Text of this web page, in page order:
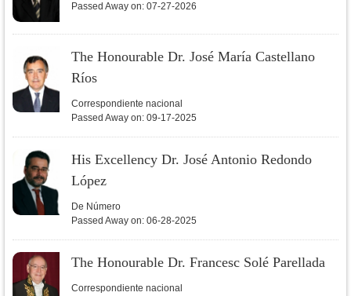
Passed Away on: 07-27-2026
The Honourable Dr. José María Castellano
Ríos
Correspondiente nacional
Passed Away on: 09-17-2025
His Excellency Dr. José Antonio Redondo
López
De Número
Passed Away on: 06-28-2025
The Honourable Dr. Francesc Solé Parellada
Correspondiente nacional